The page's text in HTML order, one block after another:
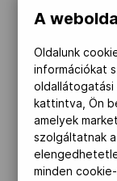
csapat,
kerülhetett
tetteket. A
A
Oldalunk
információkat
oldallátogatási
kattintva, Ön
amelyek
szolgáltatnak
minden